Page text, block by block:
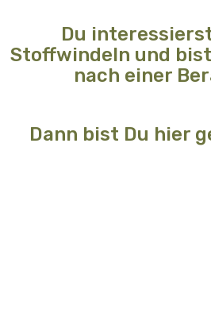
Du
Stoffwindeln und
nach einer
Dann bist Du hier